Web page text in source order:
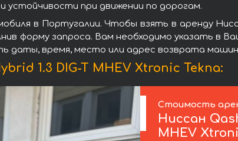
при движении по дорогам.
в Португалии. Чтобы взять в аренду
форму запроса. Вам необходимо указать в
даты, время, место или адрес возврата
1.3 DIG-T MHEV Xtronic Tekna:
Стоимость
Ниссан
MHEV